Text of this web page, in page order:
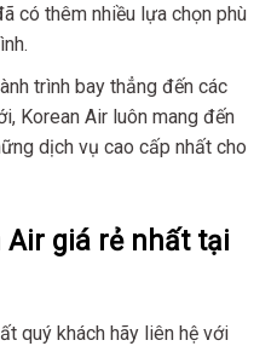
có thêm nhiều lựa chọn phù
trình bay thẳng đến các
Korean Air luôn mang đến
dịch vụ cao cấp nhất cho
Air giá rẻ nhất tại
quý khách hãy liên hệ với